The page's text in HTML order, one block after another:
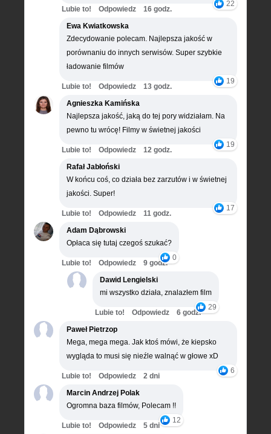
22
Lubie to! Odpowiedz
16 godz.
Ewa Kwiatkowska
Zdecydowanie polecam. Najlepsza jakość w
porównaniu do innych serwisów. Super szybkie
ładowanie filmów
19
Lubie to! Odpowiedz
13 godz.
Agnieszka Kamińska
Najlepsza jakość, jaką do tej pory widziałam. Na
pewno tu wrócę! Filmy w świetnej jakości
19
Lubie to! Odpowiedz
12 godz.
Rafał Jabłoński
W końcu coś, co działa bez zarzutów i w świetnej
jakości. Super!
17
Lubie to! Odpowiedz
11 godz.
Adam Dąbrowski
Opłaca się tutaj czegoś szukać?
0
Lubie to! Odpowiedz
9 godz.
Dawid Lengielski
mi wszystko działa, znalazłem film
29
Lubie to! Odpowiedz
6 godz.
Paweł Pietrzop
Mega, mega mega. Jak ktoś mówi, że kiepsko
wygląda to musi się nieźle walnąć w głowe xD
6
Lubie to! Odpowiedz
2 dni
Marcin Andrzej Polak
Ogromna baza filmów, Polecam !!
12
Lubie to! Odpowiedz
5 dni